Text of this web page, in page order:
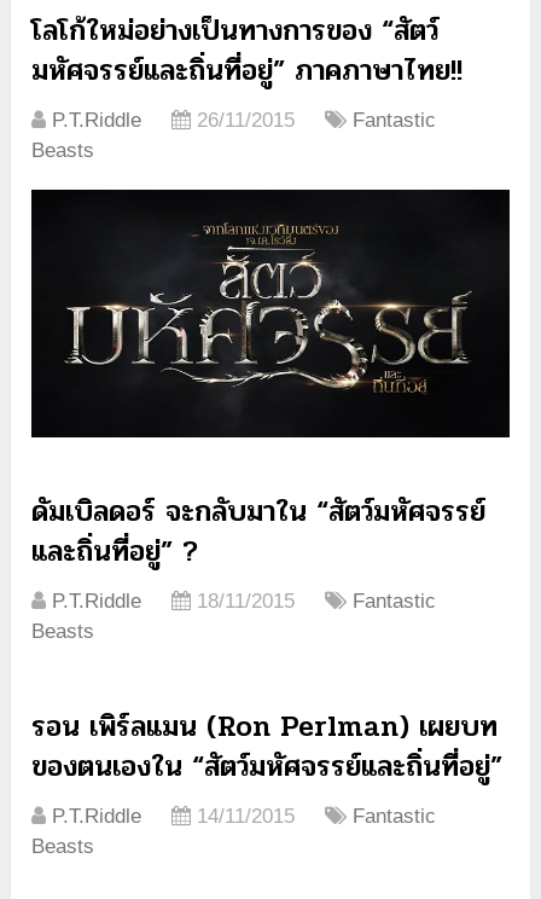
โลโก้ใหม่อย่างเป็นทางการของ “สัตว์
มหัศจรรย์และถิ่นที่อยู่” ภาคภาษาไทย!!
P.T.Riddle 26/11/2015
Fantastic
Beasts
ดัมเบิลดอร์ จะกลับมาใน “สัตว์มหัศจรรย์
และถิ่นที่อยู่” ?
P.T.Riddle 18/11/2015
Fantastic
Beasts
รอน เพิร์ลแมน (Ron Perlman) เผยบท
ของตนเองใน “สัตว์มหัศจรรย์และถิ่นที่อยู่”
P.T.Riddle 14/11/2015
Fantastic
Beasts